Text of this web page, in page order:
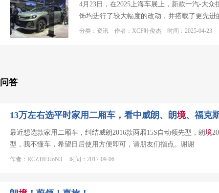
4月23日，在2025上海车展上，新款一汽-大众
饰均进行了较大幅度的改动，并搭载了更先
分类：资讯 作者：XCP叶俊杰 时间：2025-04-23
问答
13万左右选平时家用二厢车，看中威朗、朗境、福克
最近想选款家用二厢车，纠结威朗2016款两厢15S自动领先型，朗境
型，我不懂车，希望日后使用方便即可，请朋友们指点。谢谢
作者：RCZTfEUoN3 时间：2017-09-06